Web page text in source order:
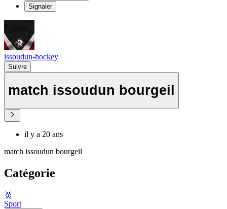
Signaler
issoudun-hockey
Suivre
match issoudun bourgeil
il y a 20 ans
match issoudun bourgeil
Catégorie
🥇
Sport